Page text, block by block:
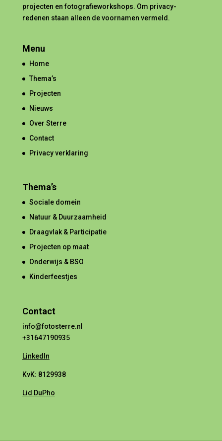
projecten en fotografieworkshops. Om privacy-
redenen staan alleen de voornamen vermeld.
Menu
Home
Thema’s
Projecten
Nieuws
Over Sterre
Contact
Privacy verklaring
Thema’s
Sociale domein
Natuur & Duurzaamheid
Draagvlak & Participatie
Projecten op maat
Onderwijs & BSO
Kinderfeestjes
Contact
info@fotosterre.nl
+31647190935
LinkedIn
KvK: 8129938
Lid DuPho